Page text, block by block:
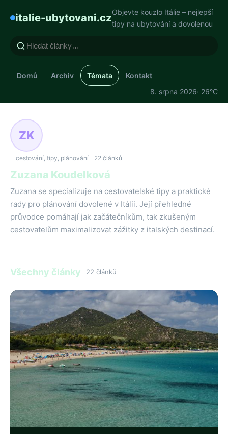
italie-ubytovani.czObjevte kouzlo Itálie – nejlepší
tipy na ubytování a dovolenou
Domů Archiv Témata
Kontakt
8. srpna 2026· 26°C
ZK
cestování, tipy, plánování 22 článků
Zuzana Koudelková
Zuzana se specializuje na cestovatelské tipy a praktické
rady pro plánování dovolené v Itálii. Její přehledné
průvodce pomáhají jak začátečníkům, tak zkušeným
cestovatelům maximalizovat zážitky z italských destinací.
Všechny články 22 článků